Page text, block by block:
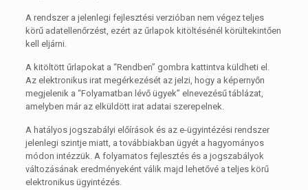
A rendszer a jelenlegi fejlesztési verzióban nem végez teljes
körű adatellenőrzést, ezért az űrlapok kitöltésénél körültekintően
kell eljárni.
A kitöltött űrlapokat a “Rendben” gombra kattintva küldheti el.
Az elektronikus irat megérkezését az jelzi, hogy a képernyőn
megjelenik a “Folyamatban lévő ügyek” elnevezésű táblázat,
amelyben már az elküldött irat adatai szerepelnek.
A hatályos jogszabályi előírások és az e-ügyintézési rendszer
jelenlegi szintje miatt, a továbbiakban ügyét a hagyományos
módon intézzük. A folyamatos fejlesztés és a jogszabályok
változásának eredményeként válik majd lehetővé a teljes körű
elektronikus ügyintézés.